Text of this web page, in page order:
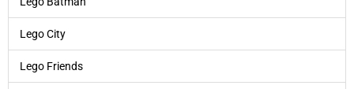
Lego City
Lego Friends